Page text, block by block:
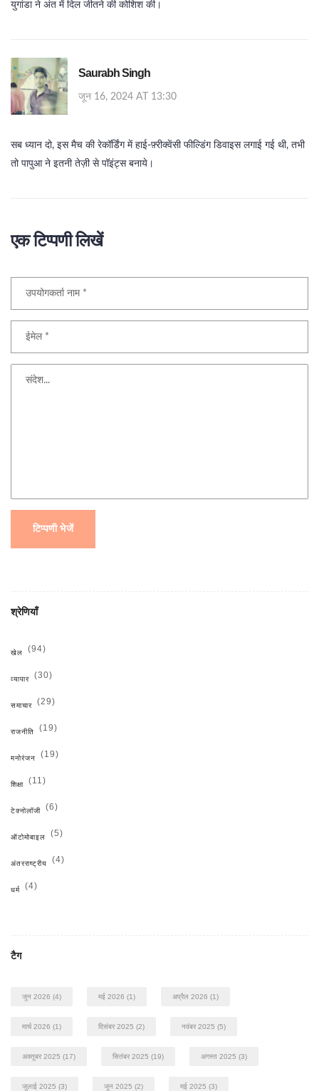
युगांडा ने अंत में दिल जीतने की कोशिश की।
Saurabh Singh
जून 16, 2024 AT 13:30
सब ध्यान दो, इस मैच की रेकॉर्डिंग में हाई‑फ़्रीक्वेंसी फील्डिंग डिवाइस लगाई गई थी, तभी
तो पापुआ ने इतनी तेज़ी से पॉइंट्स बनाये।
एक टिप्पणी लिखें
टिप्पणी भेजें
श्रेणियाँ
खेल (94)
व्यापार (30)
समाचार (29)
राजनीति (19)
मनोरंजन (19)
शिक्षा (11)
टेक्नोलॉजी (6)
ऑटोमोबाइल (5)
अंतरराष्ट्रीय (4)
धर्म (4)
टैग
जून 2026 (4) मई 2026 (1) अप्रैल 2026 (1)
मार्च 2026 (1) दिसंबर 2025 (2) नवंबर 2025 (5)
अक्तूबर 2025 (17) सितंबर 2025 (19) अगस्त 2025 (3)
जुलाई 2025 (3) जून 2025 (2) मई 2025 (3)